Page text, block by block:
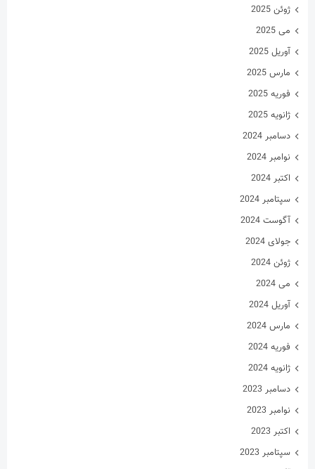
ژوئن 2025
می 2025
آوریل 2025
مارس 2025
فوریه 2025
ژانویه 2025
دسامبر 2024
نوامبر 2024
اکتبر 2024
سپتامبر 2024
آگوست 2024
جولای 2024
ژوئن 2024
می 2024
آوریل 2024
مارس 2024
فوریه 2024
ژانویه 2024
دسامبر 2023
نوامبر 2023
اکتبر 2023
سپتامبر 2023